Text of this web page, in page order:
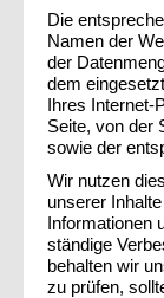
Die
Namen der
der
dem
Ihres Internet-
Seite, von der
sowie der
Wir nutzen
unserer
Informationen
ständige
behalten wir
zu prüfen,